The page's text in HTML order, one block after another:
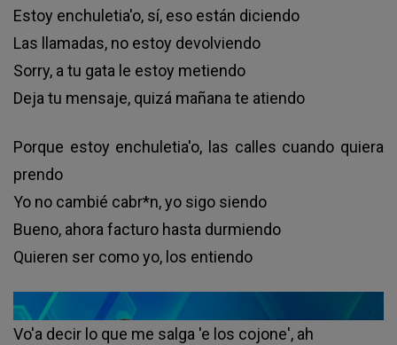
Estoy enchuletia'o, sí, eso están diciendo
Las llamadas, no estoy devolviendo
Sorry, a tu gata le estoy metiendo
Deja tu mensaje, quizá mañana te atiendo
Porque estoy enchuletia'o, las calles cuando quiera
prendo
Yo no cambié cabr*n, yo sigo siendo
Bueno, ahora facturo hasta durmiendo
Quieren ser como yo, los entiendo
Vo'a decir lo que me salga 'e los cojone', ah